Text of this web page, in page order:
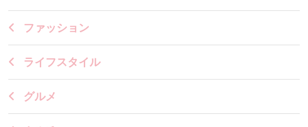
ファッション
ライフスタイル
グルメ